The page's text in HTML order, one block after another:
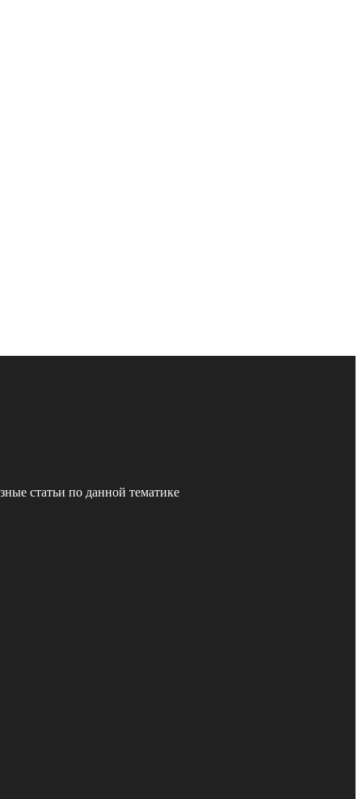
статьи по данной тематике